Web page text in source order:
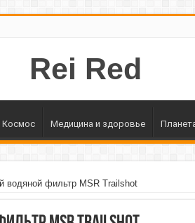
Rei Red
Космос Медицина и здоровье
водяной фильтр MSR Trailshot